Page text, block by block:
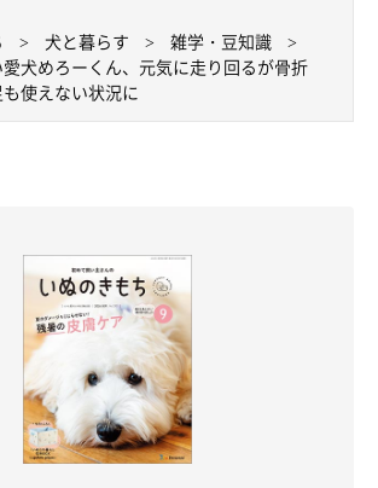
犬と暮らす
雑学・豆知識
犬めろーくん、元気に走り回るが骨折
使えない状況に